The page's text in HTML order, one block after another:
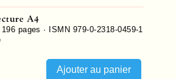
A4
196 pages ·
ISMN 979-0-2318-0459-1